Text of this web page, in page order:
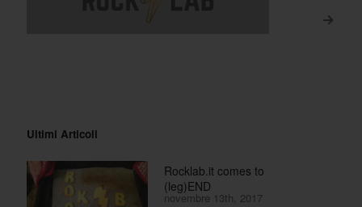
>
Ultimi Articoli
Rocklab.it comes to
(leg)END
novembre 13th, 2017